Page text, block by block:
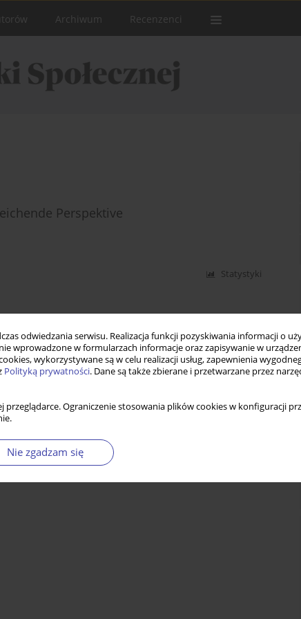
odwiedzania serwisu. Realizacja funkcji pozyskiwania informacji o
wprowadzone w formularzach informacje oraz zapisywanie w
wykorzystywane są w celu realizacji usług, zapewnienia
Polityką prywatności. Dane są także zbierane i przetwarzane przez
przeglądarce. Ograniczenie stosowania plików cookies w konfiguracji
Nie zgadzam się
Archiwum Recenzenci
Perspektive
Statystyki